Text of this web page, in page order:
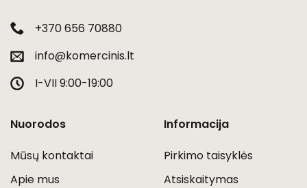
+370 656 70880
info@komercinis.lt
I-VII 9:00-19:00
Nuorodos
Mūsų kontaktai
Apie mus
Informacija
Pirkimo taisyklės
Atsiskaitymas